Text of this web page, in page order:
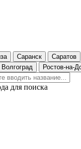
Саранск Саратов
Волгоград Ростов-на-
для поиска